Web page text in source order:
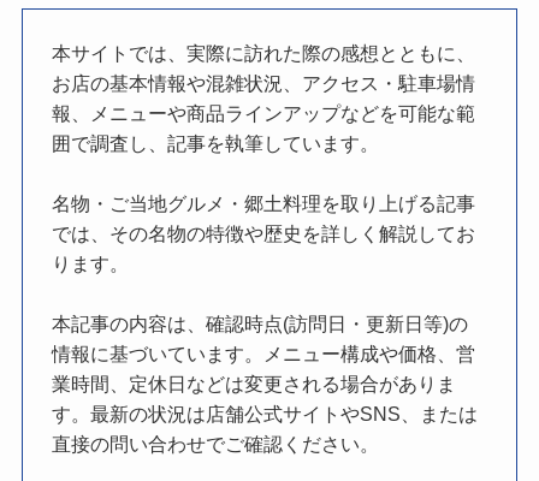
本サイトでは、実際に訪れた際の感想とともに、
お店の基本情報や混雑状況、アクセス・駐車場情
報、メニューや商品ラインアップなどを可能な範
囲で調査し、記事を執筆しています。
名物・ご当地グルメ・郷土料理を取り上げる記事
では、その名物の特徴や歴史を詳しく解説してお
ります。
本記事の内容は、確認時点(訪問日・更新日等)の
情報に基づいています。メニュー構成や価格、営
業時間、定休日などは変更される場合がありま
す。最新の状況は店舗公式サイトやSNS、または
直接の問い合わせでご確認ください。